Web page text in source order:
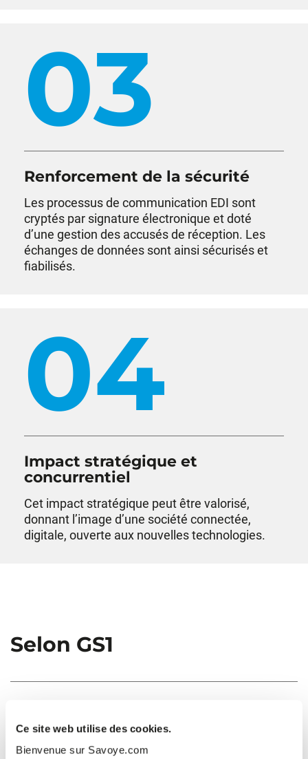
Ce site web utilise des cookies.
Bienvenue sur Savoye.com
03
Renforcement de la sécurité
Les processus de communication EDI sont
cryptés par signature électronique et doté
d’une gestion des accusés de réception. Les
échanges de données sont ainsi sécurisés et
fiabilisés.
04
Impact stratégique et
concurrentiel
Cet impact stratégique peut être valorisé,
donnant l’image d’une société connectée,
digitale, ouverte aux nouvelles technologies.
Selon GS1